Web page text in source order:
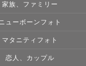
家族、ファミリー
ューボーンフォト
マタニティフォト
恋人、カップル